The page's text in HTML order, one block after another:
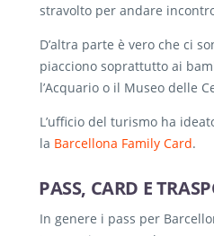
stravolto per andare
D’altra parte è vero che ci
piacciono soprattutto ai
l’Acquario o il Museo delle
L’ufficio del turismo ha
la Barcellona Family Card.
PASS, CARD E
In genere i pass per